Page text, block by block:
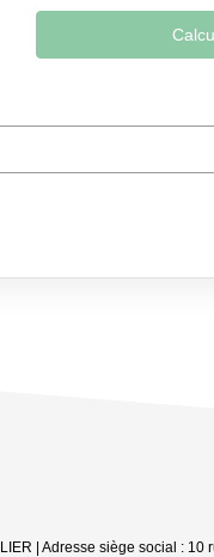
| Adresse siège social : 10